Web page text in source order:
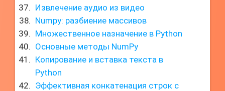
Извлечение аудио из видео
Numpy: разбиение массивов
Множественное назначение в Python
Основные методы NumPy
Копирование и вставка текста в
Python
Эффективная конкатенация строк с